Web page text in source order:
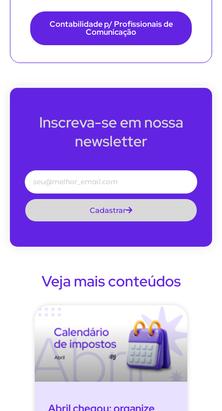
Contabilidade p/ Profissionais de
Comunicação
Inscreva-se em nossa
newsletter
Cadastrar
Veja mais conteúdos
Abril chegou: organize